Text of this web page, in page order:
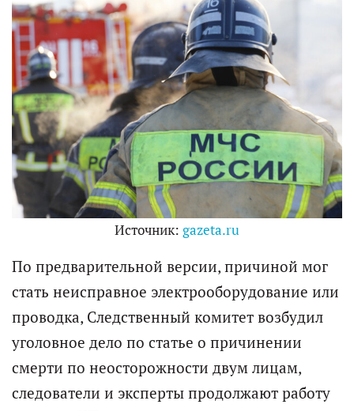
Источник: gazeta.ru
По предварительной версии, причиной мог
стать неисправное электрооборудование или
проводка, Следственный комитет возбудил
уголовное дело по статье о причинении
смерти по неосторожности двум лицам,
следователи и эксперты продолжают работу